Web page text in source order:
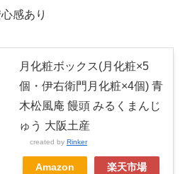
感あり
月化粧ボックス(月化粧×5
個・伊右衛門月化粧×4個) 青
木松風庵 饅頭 みるくまんじ
ゅう 大阪土産
created by Rinker
Amazon 楽天市場